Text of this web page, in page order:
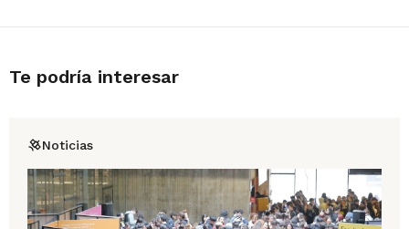
Te podría interesar
Noticias